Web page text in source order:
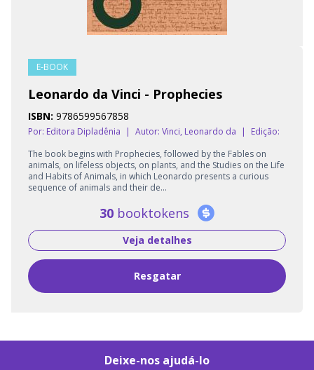
E-BOOK
Leonardo da Vinci - Prophecies
ISBN: 9786599567858
Por: Editora Dipladênia | Autor: Vinci, Leonardo da |
Edição:
The book begins with Prophecies, followed by the Fables on
animals, on lifeless objects, on plants, and the Studies on the Life
and Habits of Animals, in which Leonardo presents a curious
sequence of animals and their de...
30 booktokens
Veja detalhes
Resgatar
Deixe-nos ajudá-lo